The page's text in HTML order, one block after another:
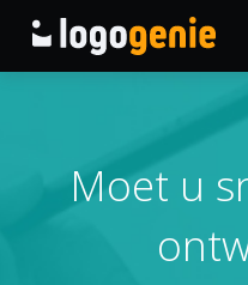
AI logogenerator
Logo-ideeën
Moet u